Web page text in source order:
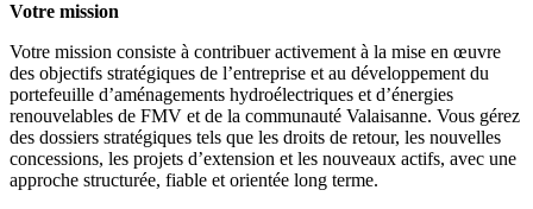
Votre mission
Votre mission consiste à contribuer activement à la mise en œuvre
des objectifs stratégiques de l’entreprise et au développement du
portefeuille d’aménagements hydroélectriques et d’énergies
renouvelables de FMV et de la communauté Valaisanne. Vous gérez
des dossiers stratégiques tels que les droits de retour, les nouvelles
concessions, les projets d’extension et les nouveaux actifs, avec une
approche structurée, fiable et orientée long terme.